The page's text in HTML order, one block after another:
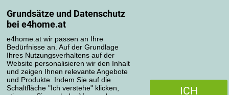
Grundsätze und Datenschutz
bei e4home.at
e4home.at wir passen an Ihre
Bedürfnisse an. Auf der Grundlage
Ihres Nutzungsverhaltens auf der
Website personalisieren wir den Inhalt
und zeigen Ihnen relevante Angebote
und Produkte. Indem Sie auf die
Schaltfläche "Ich verstehe" klicken,
ICH
Transportarten
Zahlungsmethoden